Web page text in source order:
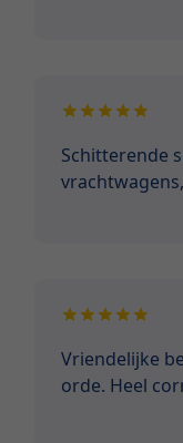
Schitterende
Vriendelijke
orde. Heel